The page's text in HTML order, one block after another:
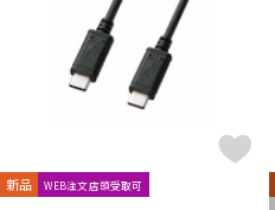
新品 WEB注文店頭受取可